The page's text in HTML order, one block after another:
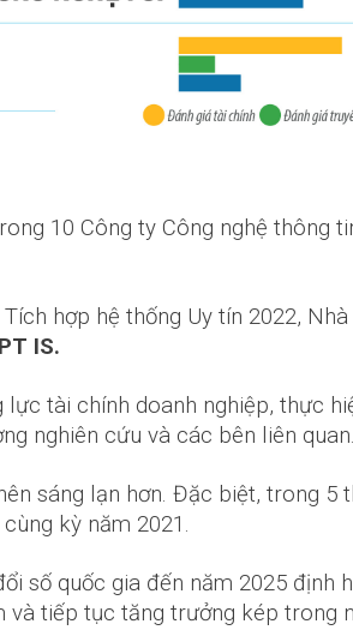
10 Công ty Công nghệ thông
hợp hệ thống Uy tín 2022,
IS.
tài chính doanh nghiệp, thực
nghiên cứu và các bên liên quan.
sáng lạn hơn. Đặc biệt, trong 5
kỳ năm 2021.
số quốc gia đến năm 2025 định
và tiếp tục tăng trưởng kép trong